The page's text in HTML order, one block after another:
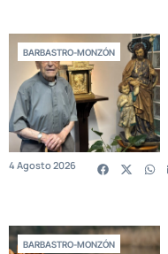
BARBASTRO-MONZÓN
4 Agosto 2026
BARBASTRO-MONZÓN